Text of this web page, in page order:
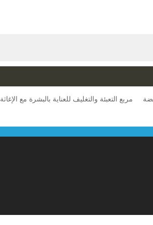
مربع التعبئة والتغليف للعناية بالبشرة مع الإغاثة